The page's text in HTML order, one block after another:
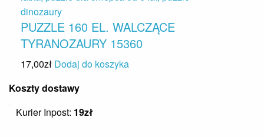
PUZZLE 160 EL. WALCZĄCE
TYRANOZAURY 15360
17,00zł Dodaj do koszyka
Koszty dostawy
Kurier Inpost: 19zł